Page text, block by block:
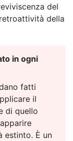
del
della
in ogni
fatti
il
di quello
estinto. È un